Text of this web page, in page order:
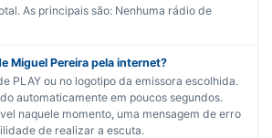
As principais são: Nenhuma rádio de
Miguel Pereira pela internet?
PLAY ou no logotipo da emissora escolhida.
automaticamente em poucos segundos.
naquele momento, uma mensagem de erro
de realizar a escuta.